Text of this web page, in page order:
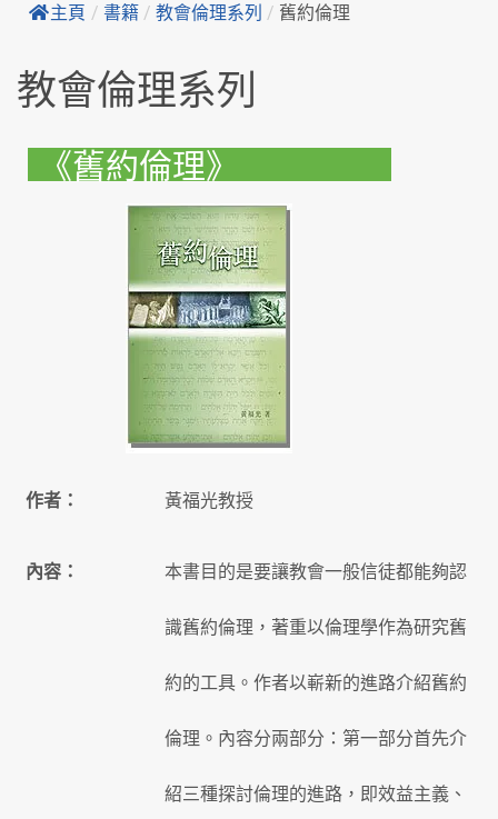
主頁 / 書籍 / 教會倫理系列 / 舊約倫理
教會倫理系列
《舊約倫理》
作者： 黃福光教授
內容： 本書目的是要讓教會一般信徒都能夠認
識舊約倫理，著重以倫理學作為研究舊
約的工具。作者以嶄新的進路介紹舊約
倫理。內容分兩部分：第一部分首先介
紹三種探討倫理的進路，即效益主義、